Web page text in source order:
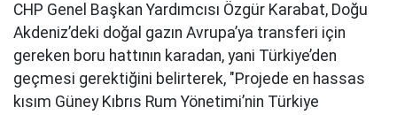
CHP Genel Başkan Yardımcısı Özgür Karabat, Doğu
Akdeniz’deki doğal gazın Avrupa’ya transferi için
gereken boru hattının karadan, yani Türkiye’den
geçmesi gerektiğini belirterek, "Projede en hassas
kısım Güney Kıbrıs Rum Yönetimi’nin Türkiye